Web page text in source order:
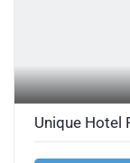
Unique Hotel